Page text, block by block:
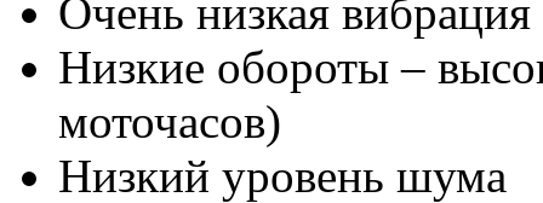
Очень низкая вибрация
Низкие обороты –
моточасов)
Низкий уровень шума